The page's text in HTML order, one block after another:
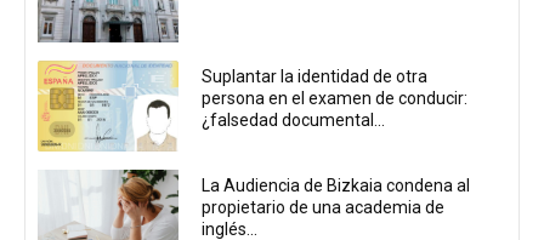
Suplantar la identidad de otra
persona en el examen de conducir:
¿falsedad documental...
La Audiencia de Bizkaia condena al
propietario de una academia de
inglés...